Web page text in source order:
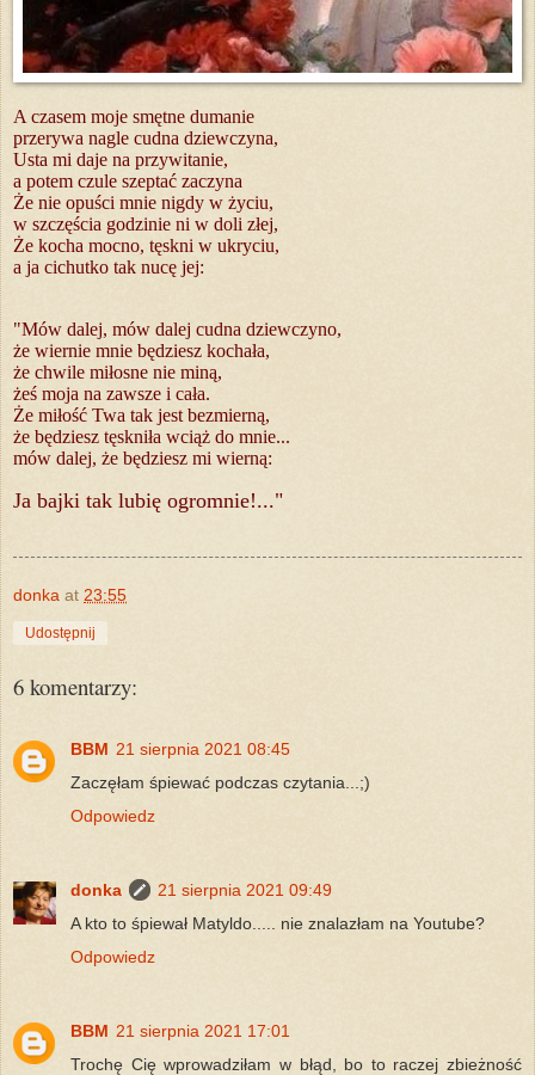
A czasem moje smętne dumanie
przerywa nagle cudna dziewczyna,
Usta mi daje na przywitanie,
a potem czule szeptać zaczyna
Że nie opuści mnie nigdy w życiu,
w szczęścia godzinie ni w doli złej,
Że kocha mocno, tęskni w ukryciu,
a ja cichutko tak nucę jej:
"Mów dalej, mów dalej cudna dziewczyno,
że wiernie mnie będziesz kochała,
że chwile miłosne nie miną,
żeś moja na zawsze i cała.
Że miłość Twa tak jest bezmierną,
że będziesz tęskniła wciąż do mnie...
mów dalej, że będziesz mi wierną:
Ja bajki tak lubię ogromnie!..."
donka at 23:55
Udostępnij
6 komentarzy:
BBM 21 sierpnia 2021 08:45
Zaczęłam śpiewać podczas czytania...;)
Odpowiedz
donka
21 sierpnia 2021 09:49
A kto to śpiewał Matyldo..... nie znalazłam na Youtube?
Odpowiedz
BBM 21 sierpnia 2021 17:01
Trochę Cię wprowadziłam w błąd, bo to raczej zbieżność